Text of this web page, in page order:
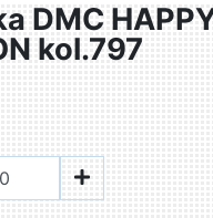
DMC
kol.797